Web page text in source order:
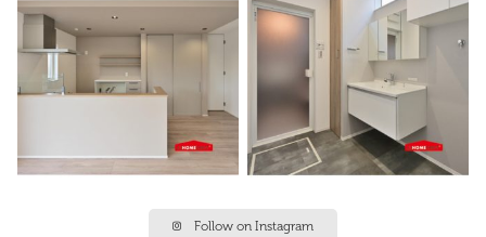
Follow on Instagram